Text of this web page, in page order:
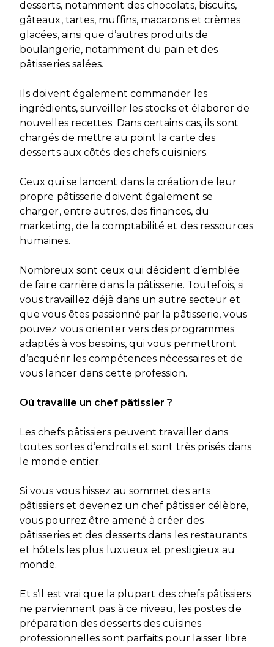
desserts, notamment des chocolats, biscuits,
gâteaux, tartes, muffins, macarons et crèmes
glacées, ainsi que d’autres produits de
boulangerie, notamment du pain et des
pâtisseries salées.
Ils doivent également commander les
ingrédients, surveiller les stocks et élaborer de
nouvelles recettes. Dans certains cas, ils sont
chargés de mettre au point la carte des
desserts aux côtés des chefs cuisiniers.
Ceux qui se lancent dans la création de leur
propre pâtisserie doivent également se
charger, entre autres, des finances, du
marketing, de la comptabilité et des ressources
humaines.
Nombreux sont ceux qui décident d’emblée
de faire carrière dans la pâtisserie. Toutefois, si
vous travaillez déjà dans un autre secteur et
que vous êtes passionné par la pâtisserie, vous
pouvez vous orienter vers des programmes
adaptés à vos besoins, qui vous permettront
d’acquérir les compétences nécessaires et de
vous lancer dans cette profession.
Où travaille un chef pâtissier ?
Les chefs pâtissiers peuvent travailler dans
toutes sortes d’endroits et sont très prisés dans
le monde entier.
Si vous vous hissez au sommet des arts
pâtissiers et devenez un chef pâtissier célèbre,
vous pourrez être amené à créer des
pâtisseries et des desserts dans les restaurants
et hôtels les plus luxueux et prestigieux au
monde.
Et s’il est vrai que la plupart des chefs pâtissiers
ne parviennent pas à ce niveau, les postes de
préparation des desserts des cuisines
professionnelles sont parfaits pour laisser libre